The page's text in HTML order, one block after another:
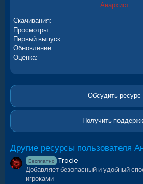
Если вам понравился
Присоединяйся к
Новости, обновления и
наших каналах
Анархист
Скачивания
Просмотры
Первый выпуск
Обновление
Оценка
Обсудить ресурс
Получить
Другие ресурсы пользователя
Бесплатно Trade
Добавляет безопасный и удобный
игроками